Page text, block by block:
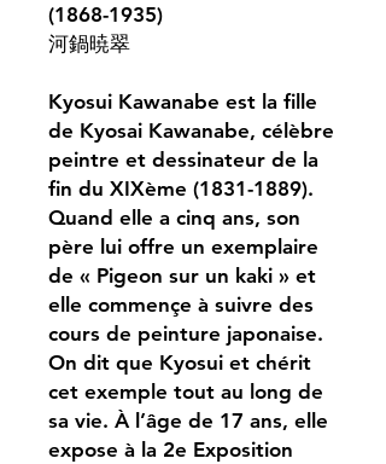
(1868-1935)
河鍋暁翠
Kyosui Kawanabe est la fille
de Kyosai Kawanabe, célèbre
peintre et dessinateur de la
fin du XIXème (1831-1889).
Quand elle a cinq ans, son
père lui offre un exemplaire
de « Pigeon sur un kaki » et
elle commençe à suivre des
cours de peinture japonaise.
On dit que Kyosui et chérit
cet exemple tout au long de
sa vie. À l’âge de 17 ans, elle
expose à la 2e Exposition